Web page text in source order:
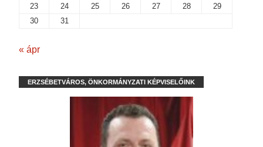
23
24 25 26 27 28
29
30
31
« ápr
ERZSÉBETVÁROS, ÖNKORMÁNYZATI KÉPVISELŐINK